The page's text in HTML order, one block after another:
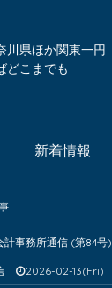
川県ほか関東一円
どこまでも
新着情報
計事務所通信 (第84号)
2026-02-13(Fri)